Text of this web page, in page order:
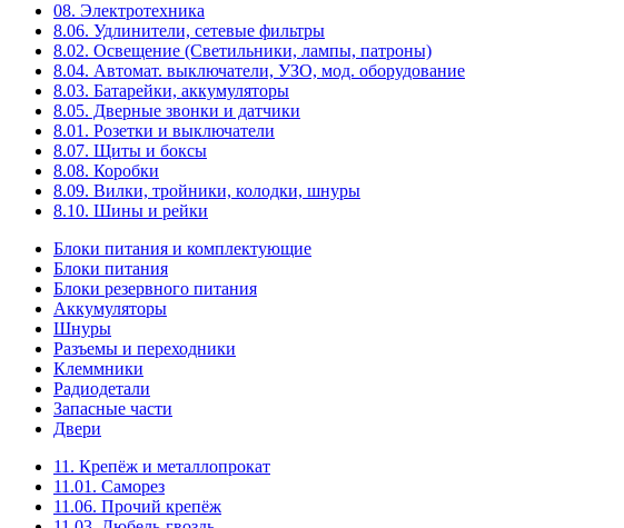
08. Электротехника
8.06. Удлинители, сетевые фильтры
8.02. Освещение (Светильники, лампы, патроны)
8.04. Автомат. выключатели, УЗО, мод. оборудование
8.03. Батарейки, аккумуляторы
8.05. Дверные звонки и датчики
8.01. Розетки и выключатели
8.07. Щиты и боксы
8.08. Коробки
8.09. Вилки, тройники, колодки, шнуры
8.10. Шины и рейки
Блоки питания и комплектующие
Блоки питания
Блоки резервного питания
Аккумуляторы
Шнуры
Разъемы и переходники
Клеммники
Радиодетали
Запасные части
Двери
11. Крепёж и металлопрокат
11.01. Саморез
11.06. Прочий крепёж